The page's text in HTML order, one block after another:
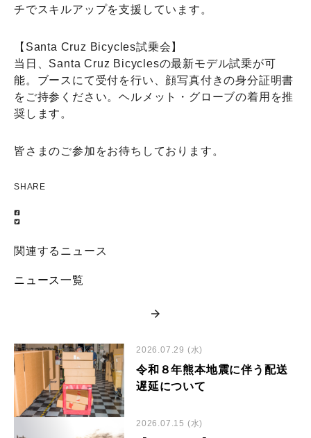
チでスキルアップを支援しています。
【Santa Cruz Bicycles試乗会】
当日、Santa Cruz Bicyclesの最新モデル試乗が可
能。ブースにて受付を行い、顔写真付きの身分証明書
をご持参ください。ヘルメット・グローブの着用を推
奨します。
皆さまのご参加をお待ちしております。
SHARE
関連するニュース
ニュース一覧
2026.07.29 (水)
令和８年熊本地震に伴う配送
遅延について
2026.07.15 (水)